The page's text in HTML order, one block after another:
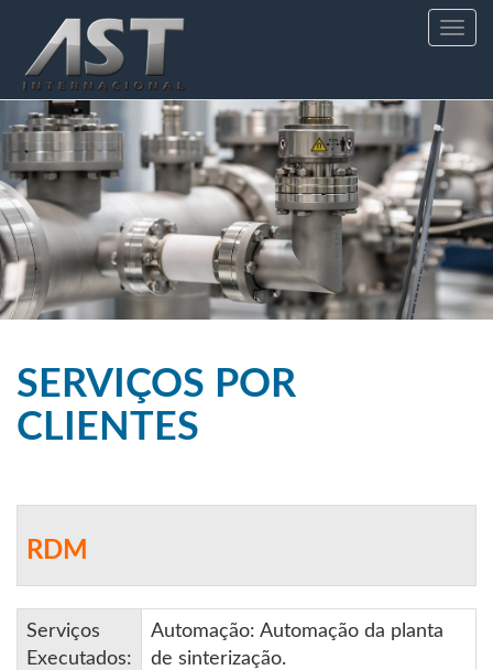
Toggle
SERVIÇOS POR
CLIENTES
RDM
Serviços
Executados:
Automação: Automação da planta
de sinterização.